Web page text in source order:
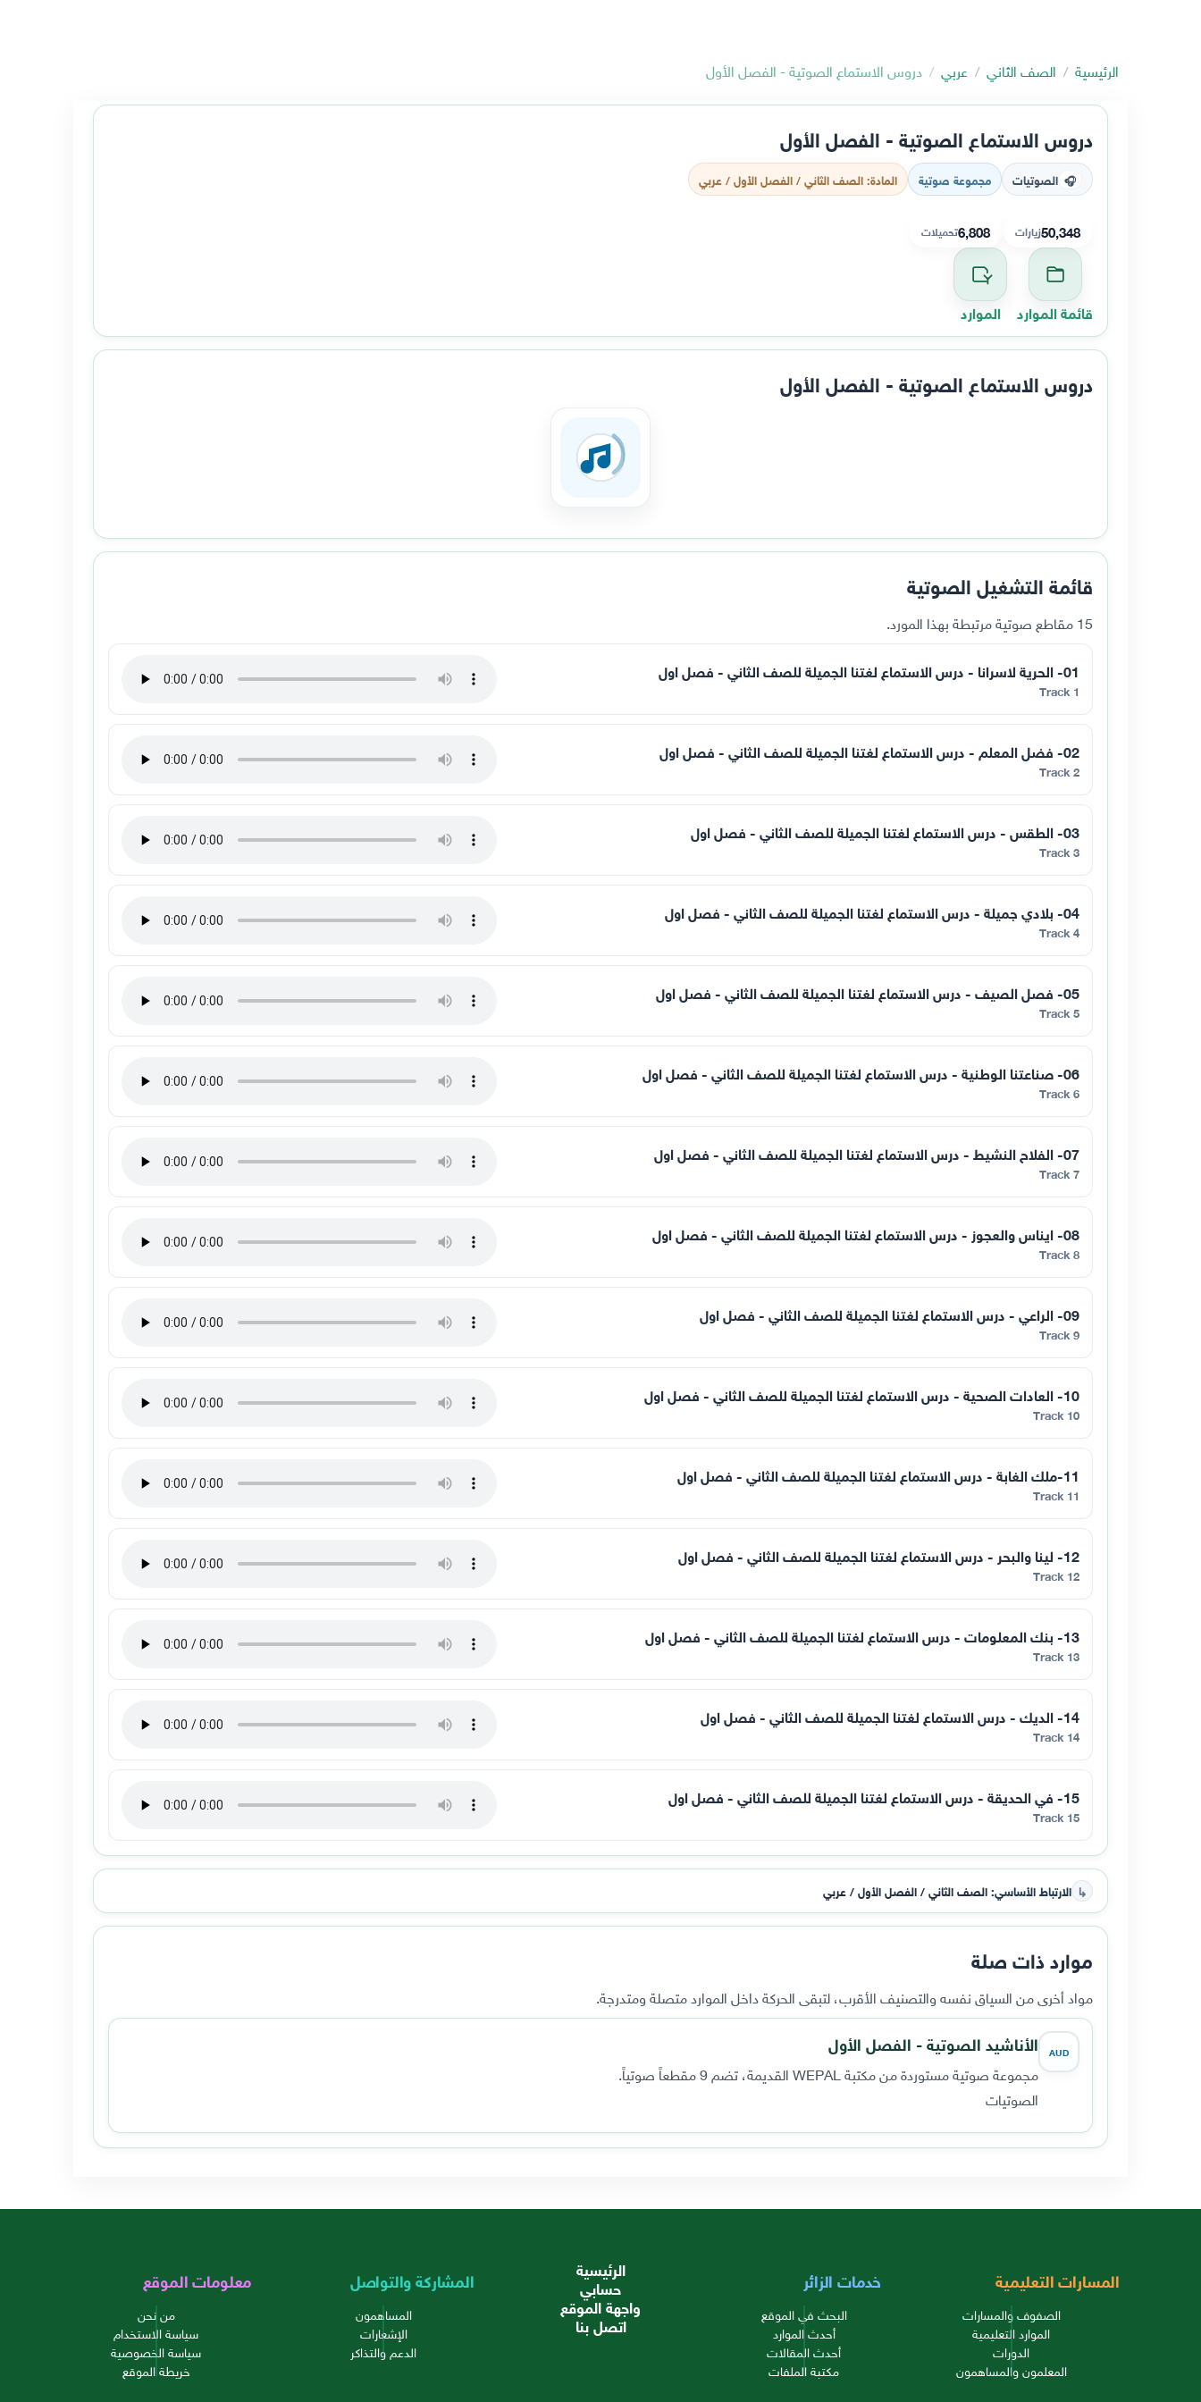
الرئيسية الصف الثاني عربي دروس الاستماع الصوتية - الفصل الأول
دروس الاستماع الصوتية - الفصل الأول
🎧 الصوتيات مجموعة صوتية المادة: الصف الثاني / الفصل الأول / عربي
50,348زيارات 6,808تحميلات
قائمة الموارد الموارد
دروس الاستماع الصوتية - الفصل الأول
قائمة التشغيل الصوتية
15 مقاطع صوتية مرتبطة بهذا المورد.
01- الحرية لاسرانا - درس الاستماع لغتنا الجميلة للصف الثاني - فصل اول
Track 1
02- فضل المعلم - درس الاستماع لغتنا الجميلة للصف الثاني - فصل اول
Track 2
03- الطقس - درس الاستماع لغتنا الجميلة للصف الثاني - فصل اول
Track 3
04- بلادي جميلة - درس الاستماع لغتنا الجميلة للصف الثاني - فصل اول
Track 4
05- فصل الصيف - درس الاستماع لغتنا الجميلة للصف الثاني - فصل اول
Track 5
06- صناعتنا الوطنية - درس الاستماع لغتنا الجميلة للصف الثاني - فصل اول
Track 6
07- الفلاح النشيط - درس الاستماع لغتنا الجميلة للصف الثاني - فصل اول
Track 7
08- ايناس والعجوز - درس الاستماع لغتنا الجميلة للصف الثاني - فصل اول
Track 8
09- الراعي - درس الاستماع لغتنا الجميلة للصف الثاني - فصل اول
Track 9
10- العادات الصحية - درس الاستماع لغتنا الجميلة للصف الثاني - فصل اول
Track 10
11-ملك الغابة - درس الاستماع لغتنا الجميلة للصف الثاني - فصل اول
Track 11
12- لينا والبحر - درس الاستماع لغتنا الجميلة للصف الثاني - فصل اول
Track 12
13- بنك المعلومات - درس الاستماع لغتنا الجميلة للصف الثاني - فصل اول
Track 13
14- الديك - درس الاستماع لغتنا الجميلة للصف الثاني - فصل اول
Track 14
15- في الحديقة - درس الاستماع لغتنا الجميلة للصف الثاني - فصل اول
Track 15
↳ الارتباط الأساسي:الصف الثاني / الفصل الأول / عربي
موارد ذات صلة
مواد أخرى من السياق نفسه والتصنيف الأقرب، لتبقى الحركة داخل الموارد متصلة ومتدرجة.
AUD الأناشيد الصوتية - الفصل الأول
مجموعة صوتية مستوردة من مكتبة WEPAL القديمة، تضم 9 مقطعاً صوتياً.
الصوتيات
المسارات التعليمية
الصفوف والمسارات
الموارد التعليمية
الدورات
المعلمون والمساهمون
خدمات الزائر
البحث في الموقع
أحدث الموارد
أحدث المقالات
مكتبة الملفات
الرئيسية
حسابي
واجهة الموقع
اتصل بنا
المشاركة والتواصل
المساهمون
الإشعارات
الدعم والتذاكر
معلومات الموقع
من نحن
سياسة الاستخدام
سياسة الخصوصية
خريطة الموقع